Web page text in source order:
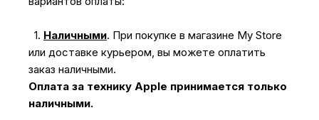
1. Наличными. При покупке в магазине My Store
или доставке курьером, вы можете оплатить
заказ наличными.
Оплата за технику Apple принимается только
наличными.